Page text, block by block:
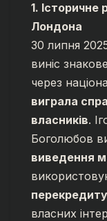
1. Історичне
Лондона
30 липня
виніс
через
виграла
власників.
Боголюбов
виведення
власних